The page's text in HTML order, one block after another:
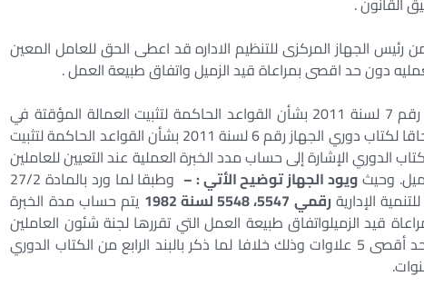
رئيس الجهاز المركزى للتنظيم الاداره قد اعطى الحق للعامل المعين
دون حد اقصى بمراعاة قيد الزميل واتفاق طبيعة العمل .
– وأصدر الجهاز المركزي للتنظيم والإدارة كتابا دوريا رقم 7 لسنة 2011 بشأن القواعد الحاكمة لتثبيت العمالة المؤقتة في
الجهاز الإداري في الدولة.وجاء في الكتاب الدوري .. إلحاقا لكتاب دوري الجهاز رقم 6 لسنة 2011 بشأن القواعد الحاكمة لتثبيت
الدوري الإشارة إلى حساب مدد الخبرة العملية عند التعيين للعاملين
وحيثويود الجهاز توضيح الأتي : –
وطبقا لما ورد بالمادة 27/2
الإدارية رقمي 5547، 5548 لسنة 1982
يتم حساب مدة الخبرة
قيد الزميلواتفاق طبيعة العمل التي تقررها لجنة شئون العاملين
ويمنح العامل عن كل سنة منهذه السنوات علاوة بحد أقصى 5 علاوات وذلك خلافا لما ذكر بالبند الرابع من الكتاب الدوري